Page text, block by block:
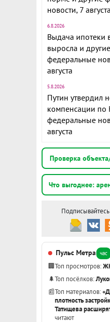
новости, 7 августа
6.8.2026
Выдача ипотеки
выросла и другие
федеральные
августа
5.8.2026
Путин утвердил
компенсации по
федеральные
августа
Проверка
Что выгоднее:
Пульс Метра час
🏢Топ просмотров:
🌲Топ посёлков:
📰Топ материалов:
плотность
Татищева
читают